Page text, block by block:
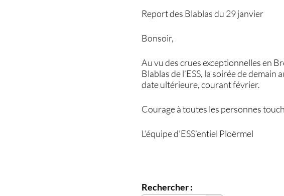
Report des Blablas du 29 janvier
Bonsoir,
Au vu des crues exceptionnelles en
Blablas de l’ESS, la soirée de
date ultérieure, courant février.
Courage à toutes les personnes
L’équipe d’ESS’entiel Ploërmel
Rechercher :